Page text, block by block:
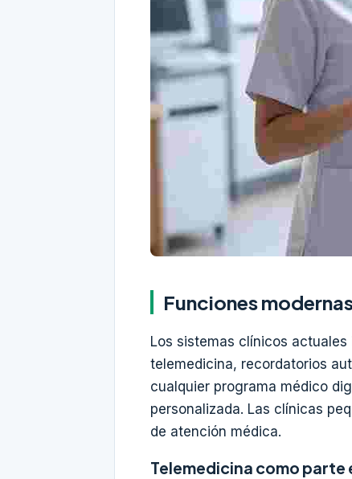
Funciones
Los sistemas clínicos
telemedicina, recordatorios
cualquier programa médico
personalizada. Las clínicas
de atención médica.
Telemedicina como parte